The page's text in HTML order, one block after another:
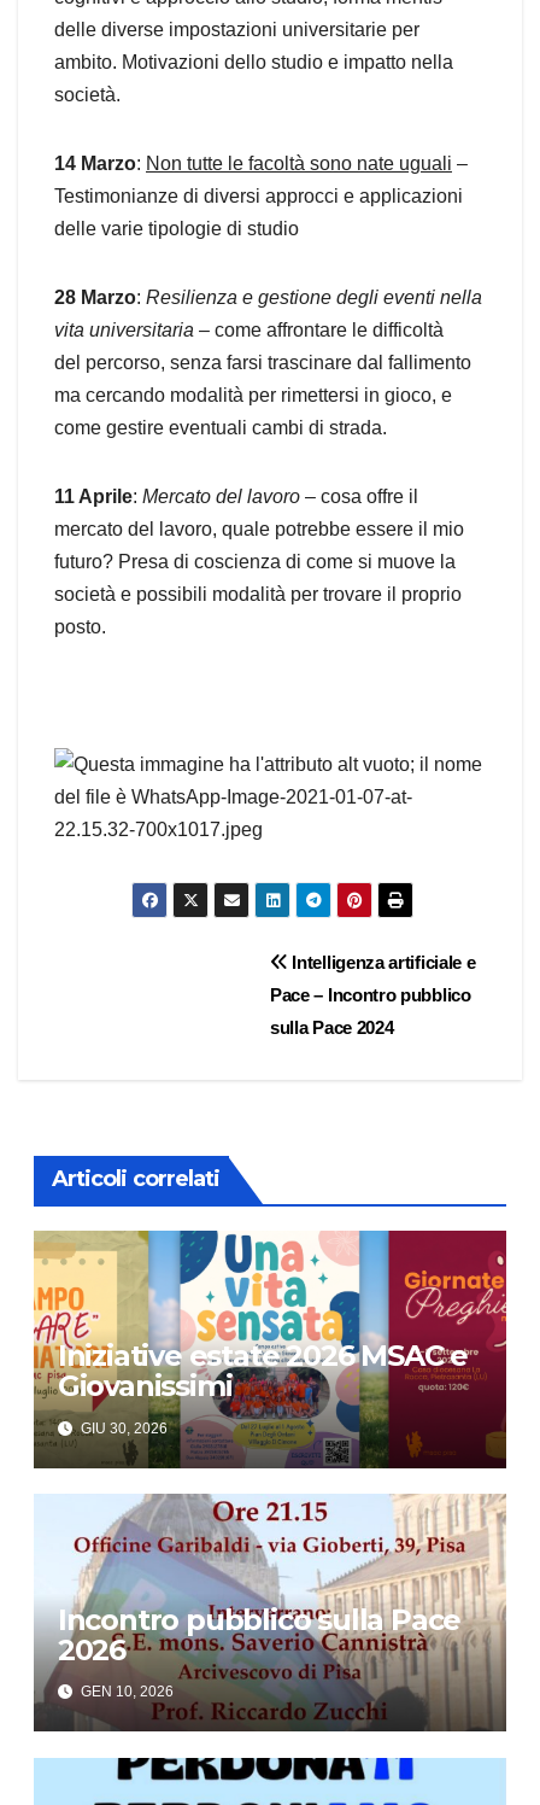
delle diverse impostazioni universitarie per
ambito. Motivazioni dello studio e impatto nella
società.
14 Marzo: Non tutte le facoltà sono nate uguali –
Testimonianze di diversi approcci e applicazioni
delle varie tipologie di studio
28 Marzo: Resilienza e gestione degli eventi nella
vita universitaria – come affrontare le difficoltà
del percorso, senza farsi trascinare dal fallimento
ma cercando modalità per rimettersi in gioco, e
come gestire eventuali cambi di strada.
11 Aprile: Mercato del lavoro – cosa offre il
mercato del lavoro, quale potrebbe essere il mio
futuro? Presa di coscienza di come si muove la
società e possibili modalità per trovare il proprio
posto.
Navigazione
Intelligenza artificiale e
Pace – Incontro pubblico
sulla Pace 2024
Articoli correlati
Iniziative estate 2026 MSAC e
Giovanissimi
GIU 30, 2026
Incontro pubblico sulla Pace
2026
GEN 10, 2026